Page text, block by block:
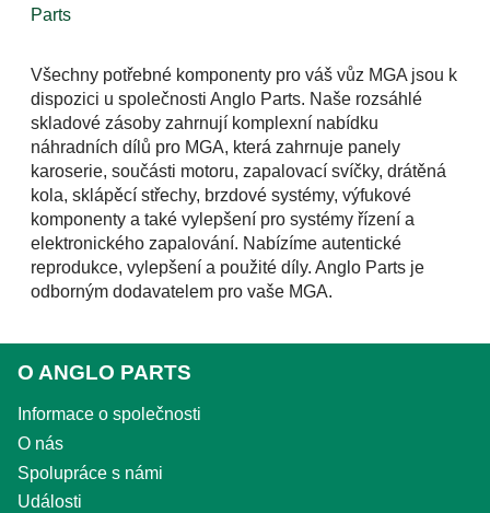
Parts
Všechny potřebné komponenty pro váš vůz MGA jsou k
dispozici u společnosti Anglo Parts. Naše rozsáhlé
skladové zásoby zahrnují komplexní nabídku
náhradních dílů pro MGA, která zahrnuje panely
karoserie, součásti motoru, zapalovací svíčky, drátěná
kola, sklápěcí střechy, brzdové systémy, výfukové
komponenty a také vylepšení pro systémy řízení a
elektronického zapalování. Nabízíme autentické
reprodukce, vylepšení a použité díly. Anglo Parts je
odborným dodavatelem pro vaše MGA.
O ANGLO PARTS
Informace o společnosti
O nás
Spolupráce s námi
Události